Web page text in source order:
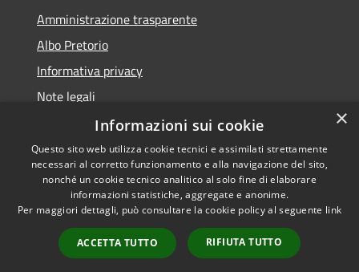
Amministrazione trasparente
Albo Pretorio
Informativa privacy
Note legali
Dichiarazione di accessibilità
RSS
Accessibilità
Copyright © 2026 • Comune di
Municipium•
Accesso
redazione
×
Informazioni sui cookie
Questo sito web utilizza cookie tecnici e assimilati strettamente
necessari al corretto funzionamento e alla navigazione del sito,
nonché un cookie tecnico analitico al solo fine di elaborare
informazioni statistiche, aggregate e anonime.
Per maggiori dettagli, può consultare la cookie policy al seguente link
ACCETTA TUTTO RIFIUTA TUTTO